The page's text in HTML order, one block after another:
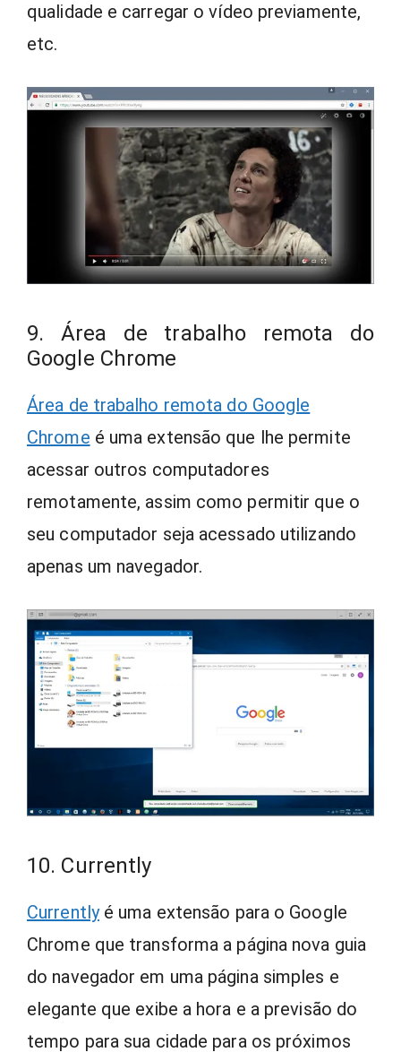
qualidade e carregar o vídeo previamente,
etc.
9. Área de trabalho remota do
Google Chrome
Área de trabalho remota do Google
Chrome é uma extensão que lhe permite
acessar outros computadores
remotamente, assim como permitir que o
seu computador seja acessado utilizando
apenas um navegador.
10. Currently
Currentlyé uma extensão para o Google
Chrome que transforma a página nova guia
do navegador em uma página simples e
elegante que exibe a hora e a previsão do
tempo para sua cidade para os próximos